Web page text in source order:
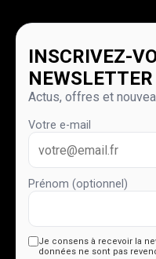
INSCRIVEZ-
NEWSLETTER
Actus, offres et
Votre e-mail
Prénom (optionnel)
Je consens à recevoir la
données ne sont pas